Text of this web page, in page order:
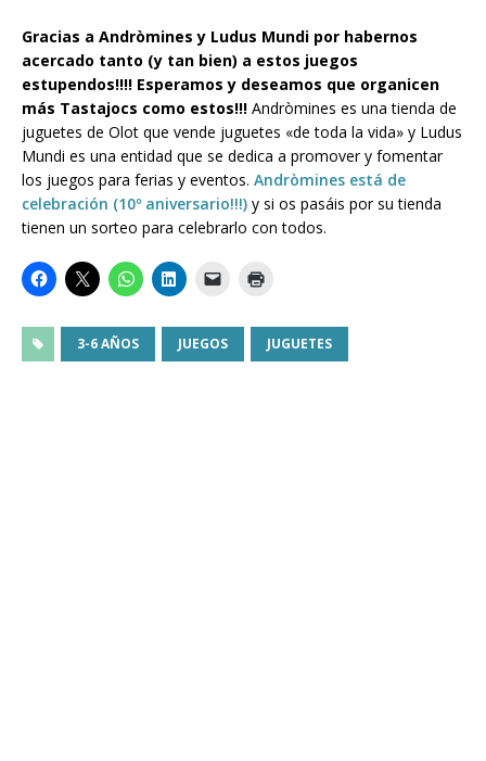
Gracias a Andròmines y Ludus Mundi por habernos
acercado tanto (y tan bien) a estos juegos
estupendos!!!! Esperamos y deseamos que organicen
más Tastajocs como estos!!! Andròmines es una tienda de
juguetes de Olot que vende juguetes «de toda la vida» y Ludus
Mundi es una entidad que se dedica a promover y fomentar
los juegos para ferias y eventos. Andròmines está de
celebración (10º aniversario!!!) y si os pasáis por su tienda
tienen un sorteo para celebrarlo con todos.
3-6 AÑOS JUEGOS JUGUETES